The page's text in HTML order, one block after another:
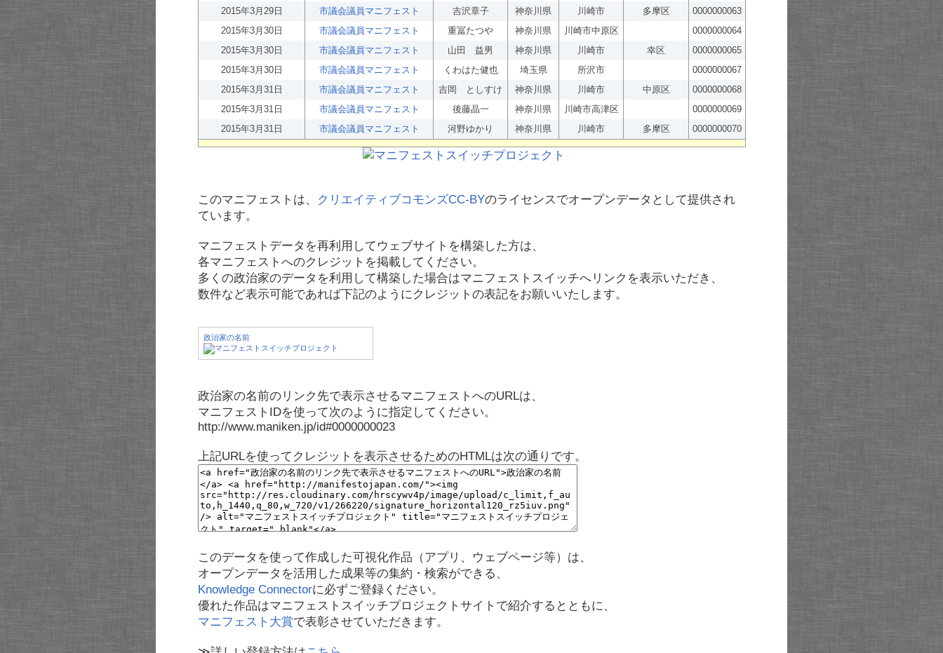
2015年3月29日 市議会議員マニフェスト 吉沢章子 神奈川県 川崎市 多摩区
0000000063
2015年3月30日
市議会議員マニフェスト 重冨たつや 神奈川県 川崎市中原区
0000000064
2015年3月30日
市議会議員マニフェスト 山田 益男 神奈川県 川崎市 幸区
0000000065
2015年3月30日
市議会議員マニフェスト くわはた健也 埼玉県 所沢市
0000000067
2015年3月31日
市議会議員マニフェスト 吉岡 としすけ 神奈川県 川崎市 中原区
0000000068
2015年3月31日
市議会議員マニフェスト 後藤晶一 神奈川県 川崎市高津区
0000000069
2015年3月31日
市議会議員マニフェスト 河野ゆかり 神奈川県 川崎市 多摩区 0000000070
このマニフェストは、 クリエイティブコモンズCC-BYのライセンスでオープンデータとして提供され
ています。
マニフェストデータを再利用してウェブサイトを構築した方は、
各マニフェストへのクレジットを掲載してください。
多くの政治家のデータを利用して構築した場合はマニフェストスイッチへリンクを表示いただき、
数件など表示可能であれば下記のようにクレジットの表記をお願いいたします。
政治家の名前
政治家の名前のリンク先で表示させるマニフェストへのURLは、
マニフェストIDを使って次のように指定してください。
http://www.maniken.jp/id#0000000023
上記URLを使ってクレジットを表示させるためのHTMLは次の通りです。
このデータを使って作成した可視化作品（アプリ、ウェブページ等）は、
オープンデータを活用した成果等の集約・検索ができる、
Knowledge Connectorに必ずご登録ください。
優れた作品はマニフェストスイッチプロジェクトサイトで紹介するとともに、
マニフェスト大賞で表彰させていただきます。